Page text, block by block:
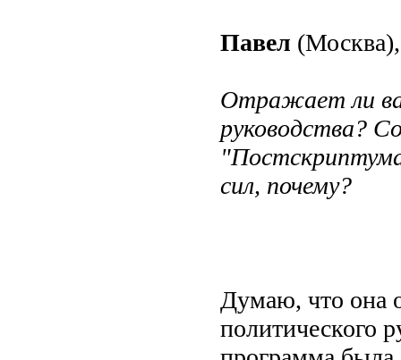
Павел
Отражает ли
руководства?
сил, почему?
Думаю, что она
политического